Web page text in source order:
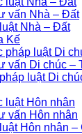
vấn Nhà – Đất
Nhà – Đất
Kế
pháp luật Di
vấn Di chúc –
luật Di
luật Hôn nhân
vấn Hôn nhân
Hôn nhân –